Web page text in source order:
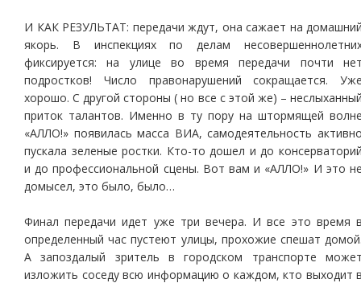
И КАК РЕЗУЛЬТАТ: передачи ждут, она сажает на
якорь. В инспекциях по делам
фиксируется: на улице во время передачи почти
подростков! Число правонарушений сокращается.
хорошо. С другой стороны ( но все с этой же) –
приток талантов. Именно в ту пору на штормящей
«АЛЛО!» появилась масса ВИА, самодеятельность
пускала зеленые ростки. Кто-то дошел и до
и до профессиональной сцены. Вот вам и «АЛЛО!» И это
домысел, это было, было…
Финал передачи идет уже три вечера. И все это время
определенный час пустеют улицы, прохожие спешат
А запоздалый зритель в городском транспорте
изложить соседу всю информацию о каждом, кто выходит